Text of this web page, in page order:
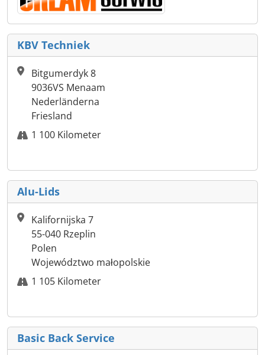
KBV Techniek
Bitgumerdyk 8
9036VS Menaam
Nederländerna
Friesland
1 100 Kilometer
Alu-Lids
Kalifornijska 7
55-040 Rzeplin
Polen
Województwo małopolskie
1 105 Kilometer
Basic Back Service